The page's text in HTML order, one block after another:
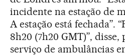
incidente na estação de
A estação está fechada”.
8h20 (7h20 GMT)”, disse,
serviço de ambulâncias